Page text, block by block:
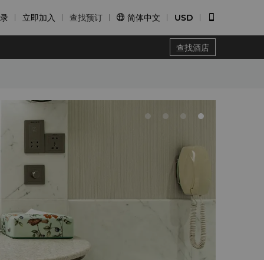
立即加入 查找预订  简体中文 USD
查找酒店